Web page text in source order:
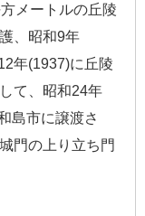
メートルの丘陵
、昭和9年
年(1937)に丘陵
て、昭和24年
島市に譲渡さ
門の上り立ち門